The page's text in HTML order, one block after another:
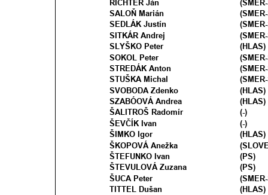
RICHTER Ján
SALOŇ Marián
SEDLÁK Justín
SITKÁR Andrej
SLYŠKO Peter
(HLAS)
SOKOL Peter
STREDÁK Anton
STUŠKA Michal
SVOBODA Zdenko
(HLAS)
SZABÓOVÁ Andrea
(HLAS)
ŠALITROŠ Radomír
(-)
ŠEVČÍK Ivan
(-)
ŠIMKO Igor
(HLAS)
ŠKOPOVÁ Anežka
ŠTEFUNKO Ivan
(PS)
ŠTEVULOVÁ Zuzana
(PS)
ŠUCA Peter
TITTEL Dušan
(HLAS)